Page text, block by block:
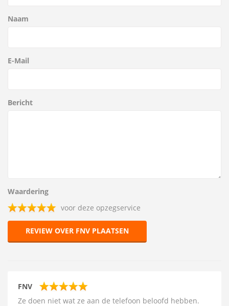
Naam
E-Mail
Bericht
Waardering
voor deze opzegservice
REVIEW OVER FNV PLAATSEN
FNV
Ze doen niet wat ze aan de telefoon beloofd hebben.